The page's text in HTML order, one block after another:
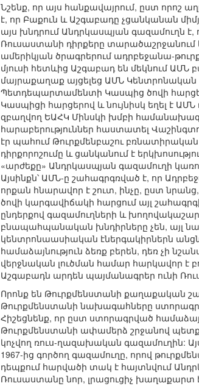
Նշենք, որ այս հանքավայրում, ըստ որոշ
է, որ Բաքուն և Աշգաբադը չցանկանան
այս խնդրում Անդրկասպյան գազամուղն է,
Ռուսաստանի դիրքերը տարածաշրջանում
ամերիկյան ծրագրերում ադրբեջանա-
մյուսի հետևից Աշգաբադ են մեկնում
մայրաքաղաք այցելեց ԱՄՆ
Պետդեպարտամենտի Կասպից ծովի
Կասպիցի հարցերով և նույնիսկ եղել է
զբաղվող ԵԱՀԿ Մինսկի խմբի
հարաբերություններ հաստատել
էր պահում Թուրքմենբաշու
դիրքորոշումը և ցանկանում է
«արժեքը» Անդրկասպյան գազամուղի
Այսինքն՝ ԱՄՆ-ը շահագրգռված է, որ
որքան հնարավոր է շուտ, ինչը, ըստ
ծովի կարգավիճակի հարցում այլ
ընդերքով գազամուղների և
բնապահպանական խնդիրները չեն, այլ
կենտրոնաասիական էներգակիրներն
համաձայնություն ձեռք բերեն, դեռ չի
վերջնական լուծման համար հարկավոր է
Աշգաբադն արդեն պայմանագրեր ունի
Որոնք են Թուրքմենստանի քաղաքական
Թուրքմենստանի նախագահները
Հիշեցնենք, որ ըստ ստորագրված
Թուրքմենստանի ափամերձ շրջանով
կոչվող ռուս-ղազախական գազամուղին:
1967-ից գործող գազամուղը, որով
դեպքում հարվածի տակ է հայտնվում
Ռուսաստանը նոր, լրացուցիչ խաղաքարտ